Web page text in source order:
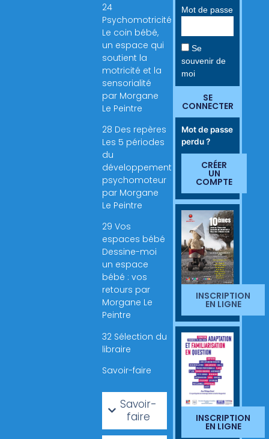
24
Psychomotricité
Le coin bébé,
un espace qui
soutient la
motricité et la
sensorialité
par Morgane
Le Peintre
28 Des repères
Les 5 périodes
du
développement
psychomoteur
par Morgane
Le Peintre
29 Vos
espaces bébé
Dessine-moi
un espace
bébé : vos
retours par
Morgane Le
Peintre
32 Sélection du
libraire
Savoir-faire
Savoir-
faire
Mot de passe
Se
souvenir de
moi
SE
CONNECTER
Mot de passe
perdu ?
CRÉER
UN
COMPTE
INSCRIPTION
EN LIGNE
INSCRIPTION
EN LIGNE